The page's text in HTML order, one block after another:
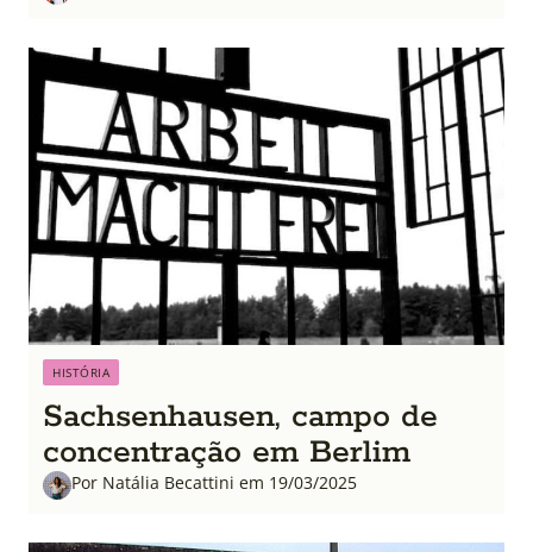
HISTÓRIA
Sachsenhausen, campo de
concentração em Berlim
Por Natália Becattini em 19/03/2025